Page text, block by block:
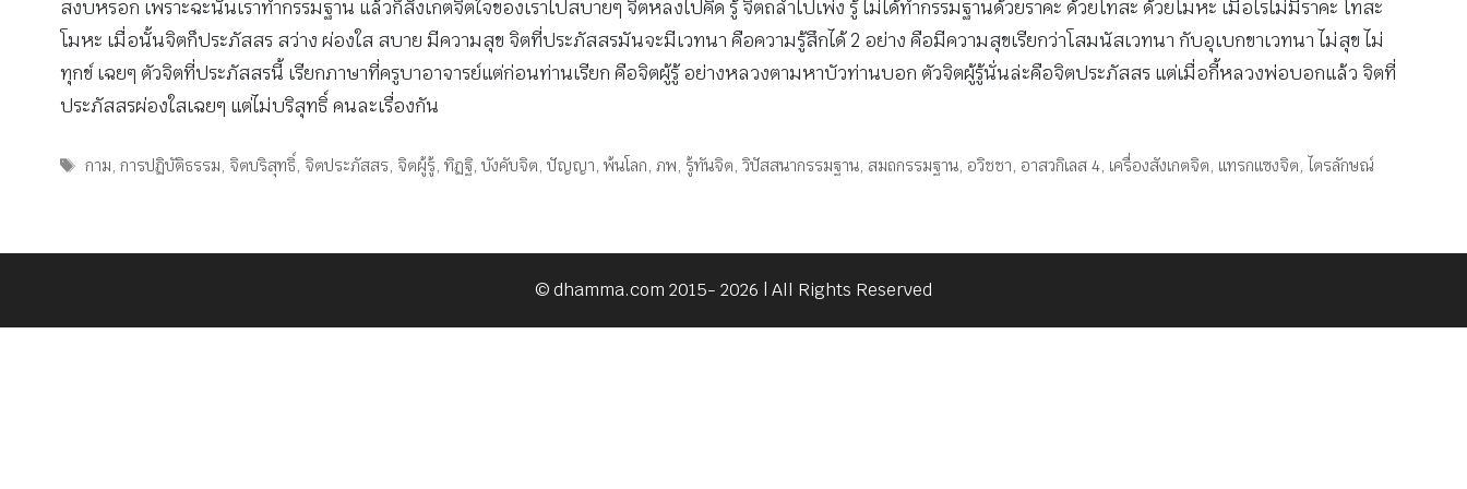
สงบหรอก เพราะฉะนั้นเราทำกรรมฐาน แล้วก็สังเกตจิตใจของเราไปสบายๆ จิตหลงไปคิด รู้ จิตถลำไปเพ่ง รู้ ไม่ได้ทำกรรมฐานด้วยราคะ ด้วยโทสะ ด้วยโมหะ เมื่อไรไม่มีราคะ โทสะ
โมหะ เมื่อนั้นจิตก็ประภัสสร สว่าง ผ่องใส สบาย มีความสุข จิตที่ประภัสสรมันจะมีเวทนา คือความรู้สึกได้ 2 อย่าง คือมีความสุขเรียกว่าโสมนัสเวทนา กับอุเบกขาเวทนา ไม่สุข ไม่
ทุกข์ เฉยๆ ตัวจิตที่ประภัสสรนี้ เรียกภาษาที่ครูบาอาจารย์แต่ก่อนท่านเรียก คือจิตผู้รู้ อย่างหลวงตามหาบัวท่านบอก ตัวจิตผู้รู้นั่นล่ะคือจิตประภัสสร แต่เมื่อกี้หลวงพ่อบอกแล้ว จิตที่
ประภัสสรผ่องใสเฉยๆ แต่ไม่บริสุทธิ์ คนละเรื่องกัน
Tags
กาม,การปฏิบัติธรรม, จิตบริสุทธิ์, จิตประภัสสร, จิตผู้รู้,ทิฏฐิ,บังคับจิต,ปัญญา,พ้นโลก,ภพ, รู้ทันจิต,วิปัสสนากรรมฐาน, สมถกรรมฐาน, อวิชชา, อาสวกิเลส 4, เครื่องสังเกตจิต, แทรกแซงจิต, ไตรลักษณ์
© dhamma.com 2015- 2026 | All Rights Reserved